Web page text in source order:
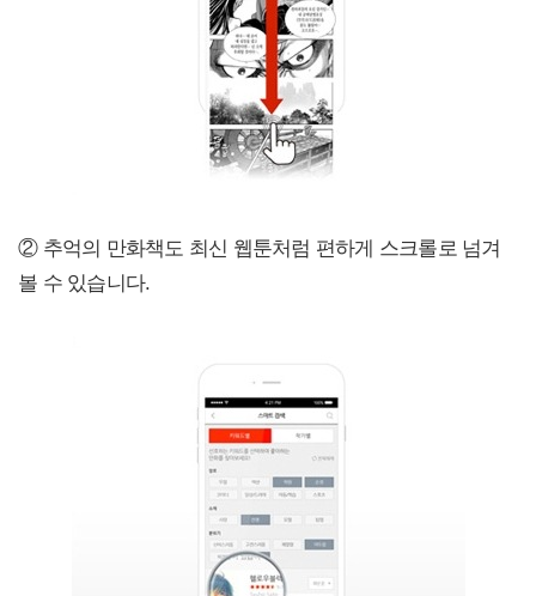
② 추억의 만화책도 최신 웹툰처럼 편하게 스크롤로 넘겨
볼 수 있습니다.